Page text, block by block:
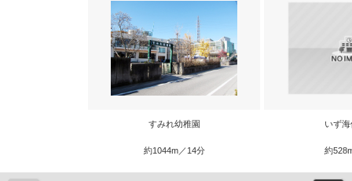
すみれ幼稚園
約1044m／14分
いず
約